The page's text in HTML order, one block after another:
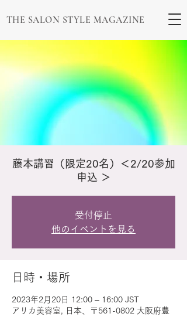
THE SALON STYLE MAGAZINE
藤本講習（限定20名）＜2/20参加
申込 ＞
受付停止
他のイベントを見る
日時・場所
2023年2月20日 12:00 – 16:00 JST
アリカ美容室, 日本、〒561-0802 大阪府豊